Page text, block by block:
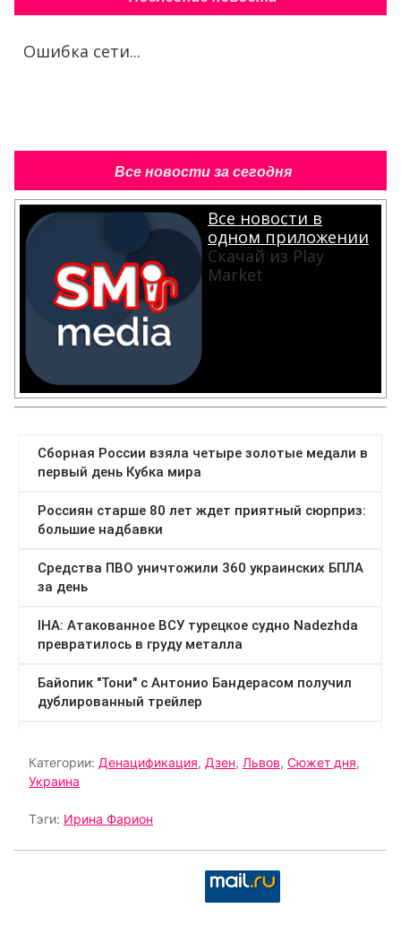
Ошибка сети...
Все новости за сегодня
Все новости в
одном приложении
Скачай из Play
Market
Категории: Денацификация, Дзен, Львов, Сюжет дня,
Украина
Тэги: Ирина Фарион